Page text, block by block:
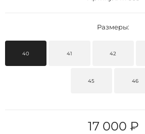
Размеры:
40 41 42
45 46
17 000 ₽